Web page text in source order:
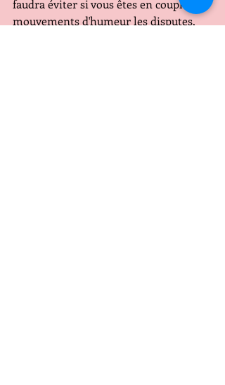
faudra éviter si vous êtes en couple les
mouvements d'humeur les disputes,